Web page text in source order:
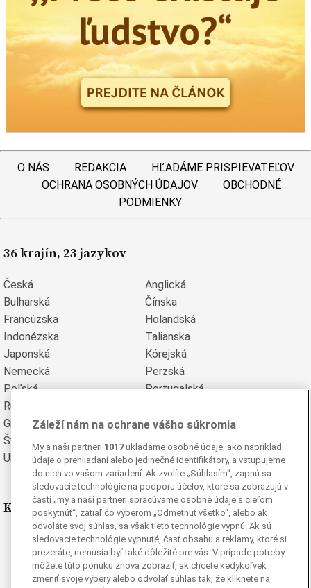
O NÁS REDAKCIA
HĽADÁME PRISPIEVATEĽOV
OCHRANA OSOBNÝCH ÚDAJOV
OBCHODNÉ
PODMIENKY
36 krajín, 23 jazykov
Česká
Anglická
Bulharská
Čínska
Francúzska
Holandská
Indonézska
Talianska
Japonská
Kórejská
Nemecká
Perzská
Poľská
Portugalská
Rumunská
Grécka
Španielska
Švédska
Turecká
Ukrajinská
Vietnamská
Kde nás nájdete
Facebook
Instagram
Ganjing
Záleží nám na ochrane vášho súkromia
My a naši partneri 1017ukladáme osobné údaje, ako napríklad
údaje o prehliadaní alebo jedinečné identifikátory, a vstupujeme
do nich vo vašom zariadení. Ak zvolíte „Súhlasím“, zapnú sa
sledovacie technológie na podporu účelov, ktoré sa zobrazujú v
časti „my a naši partneri spracúvame osobné údaje s cieľom
poskytnúť“, zatiaľ čo výberom „Odmetnuť všetko“, alebo ak
odvoláte svoj súhlas, sa však tieto technológie vypnú. Ak sú
sledovacie technológie vypnuté, časť obsahu a reklamy, ktoré si
prezeráte, nemusia byť také dôležité pre vás. V prípade potreby
môžete túto ponuku znova zobraziť, ak chcete kedykoľvek
zmeniť svoje výbery alebo odvolať súhlas tak, že kliknete na